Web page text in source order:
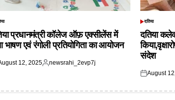
प्रधानमंत्री कॉलेज ऑफ़ एक्सीलेंस में
एवं रंगोली प्रतियोगिता का आयोजन
12, 2025
Posted
newsrahi_2evp7j
POSTED
दतिया
दतिया
संदेश
Posted
August